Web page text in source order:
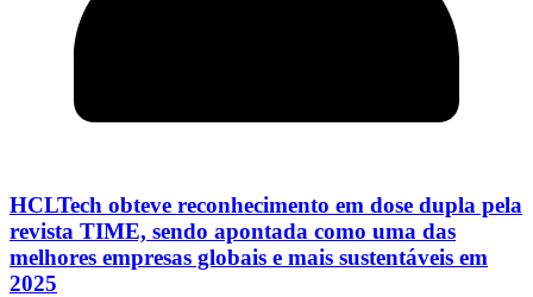
HCLTech obteve reconhecimento em dose dupla pela
revista TIME, sendo apontada como uma das
melhores empresas globais e mais sustentáveis em
2025